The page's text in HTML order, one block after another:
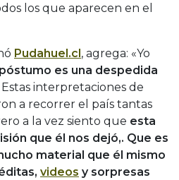
los que aparecen en el
Pudahuel.cl , agrega: «Yo
es una despedida
Estas interpretaciones de
a recorrer el país tantas
a la vez siento que esta
que él nos dejó,. Que es
material que él mismo
videos y sorpresas